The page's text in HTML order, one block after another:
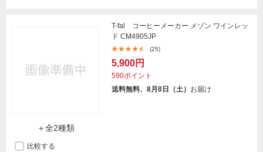
＋全2種類
T-fal コーヒーメーカー メゾン ワインレッ
ド CM4905JP
(25)
5,900円
590ポイント
送料無料、8月8日（土） お届け
比較する